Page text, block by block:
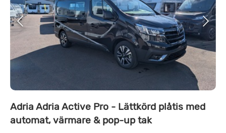
Adria Adria Active Pro - Lättkörd plåtis med
automat, värmare & pop-up tak